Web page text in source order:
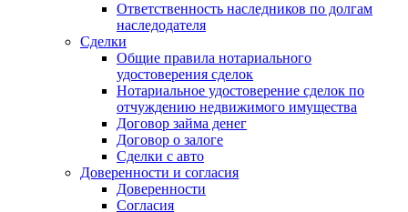
Ответственность наследников по долгам
наследодателя
Сделки
Общие правила нотариального
удостоверения сделок
Нотариальное удостоверение сделок по
отчуждению недвижимого имущества
Договор займа денег
Договор о залоге
Сделки с авто
Доверенности и согласия
Доверенности
Согласия